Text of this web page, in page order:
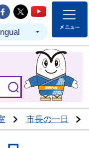
公式LINE
城市公式Instagram
結城市公式
結城市公式
結城市
市長の一日